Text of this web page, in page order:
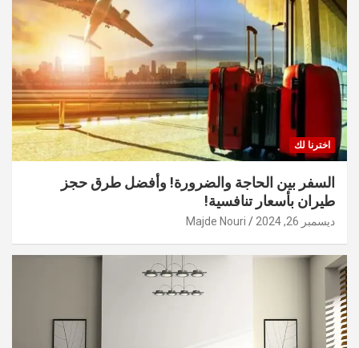
اخترنا لك
السفر بين الحاجة والضرورة! وأفضل طرق حجز
طيران بأسعار تنافسية!
ديسمبر 26, 2024 Majde Nouri